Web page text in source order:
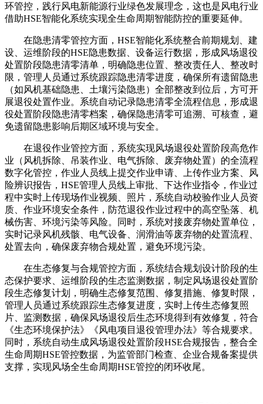
环管控，践行风电新能源行业绿色发展理念，这也是风电行业
借助HSE智能化系统实现全生命周期智能防控的重要延伸。
在隐患清零管控方面，HSE智能化系统整合前期规划、建
设、运维阶段的HSE隐患数据、设备运行数据，形成风场退役
处置阶段隐患清零清单，明确隐患位置、整改责任人、整改时
限，管理人员通过系统跟踪隐患清零进度，确保所有遗留隐患
（如风机基础隐患、土壤污染隐患）全部整改到位后，方可开
展退役处置作业。系统自动记录隐患清零全流程信息，形成退
役处置阶段隐患清零档案，确保隐患清零可追溯、可核查，避
免遗留隐患影响后期区域环境与安全。
在退役作业管控方面，系统实现风场退役处置阶段高危作
业（风机拆除、吊装作业、电气拆除、废弃物处置）的全流程
数字化管控，作业人员线上提交作业申请、上传作业方案、风
险辨识报告，HSE管理人员线上审批、下达作业指令，作业过
程中实时上传现场作业视频、照片，系统自动校验作业人员资
质、作业环境安全条件，防范退役作业过程中的高空坠落、机
械伤害、环境污染等风险。同时，系统对接废弃物处置单位，
实时记录风机残骸、电气设备、润滑油等废弃物的处置流程、
处置去向，确保废弃物合规处置，避免环境污染。
在生态修复与合规管控方面，系统结合规划设计阶段的生
态保护要求、运维阶段的生态监测数据，制定风场退役处置阶
段生态修复计划，明确生态修复范围、修复措施、修复时限，
管理人员通过系统跟踪生态修复进度，实时上传生态修复照
片、监测数据，确保风场退役后生态环境得到有效修复，符合
《生态环境保护法》《风电项目退役管理办法》等合规要求。
同时，系统自动生成风场退役处置阶段HSE合规报告，整合全
生命周期HSE管控数据，为监管部门检查、企业合规备案提供
支撑，实现风场全生命周期HSE管控的闭环收尾。